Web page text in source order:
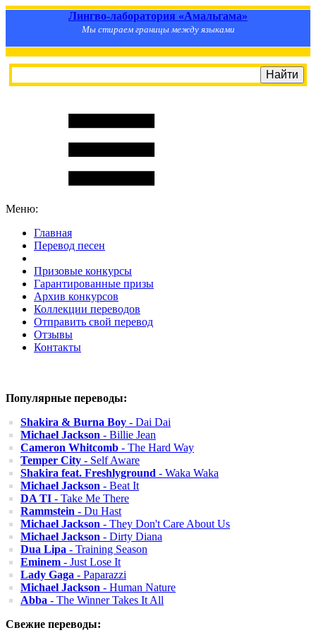
Лингво-лаборатория «Амальгама»
Мы стираем границы между языками
Меню:
Главная
Перевод песен
Призовые конкурсы
Гарантированные призы
Архив конкурсов
Коллекции переводов
Отправить свой перевод
Отзывы
Контакты
Популярные переводы:
Shakira & Burna Boy - Dai Dai
Michael Jackson - Billie Jean
Cameron Whitcomb - The Hard Way
Temper City - Self Aware
Shakira feat. Freshlyground - Waka Waka
Michael Jackson - Beat It
DA TI - Take Me There
Rammstein - Du Hast
Michael Jackson - They Don't Care About Us
Michael Jackson - Dirty Diana
Dua Lipa - Training Season
Eminem - Just Lose It
Lady Gaga - Paparazzi
Michael Jackson - Human Nature
Abba - The Winner Takes It All
Свежие переводы: